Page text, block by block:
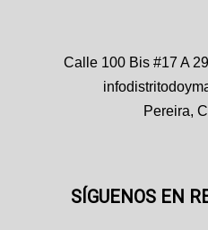
Calle 100 Bis #17 A
Pereira,
SÍGUENOS EN